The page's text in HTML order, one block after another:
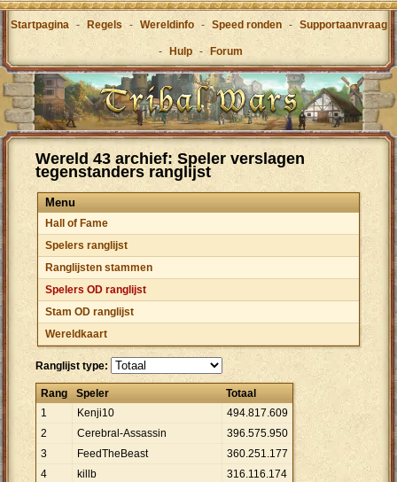
Startpagina - Regels - Wereldinfo - Speed ronden - Supportaanvraag
- Hulp - Forum
Wereld 43 archief: Speler verslagen
tegenstanders ranglijst
Menu
Hall of Fame
Spelers ranglijst
Ranglijsten stammen
Spelers OD ranglijst
Stam OD ranglijst
Wereldkaart
Ranglijst type:
Rang Speler
Totaal
1
Kenji10 494.817.609
2
Cerebral-Assassin 396.575.950
3
FeedTheBeast 360.251.177
4
killb 316.116.174